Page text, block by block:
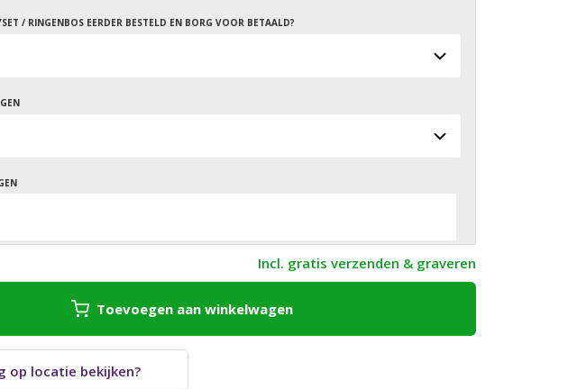
/ RINGENBOS EERDER BESTELD EN BORG VOOR BETAALD?
Incl. gratis verzenden & graveren
Toevoegen aan winkelwagen
op locatie bekijken?